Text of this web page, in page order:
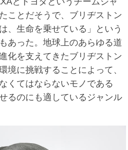
ことだそうで、ブリヂストン
、生命を乗せている」という
あった。地球上のあらゆる道
化を支えてきたブリヂストン
境に挑戦することによって、
くてはならないモノである
るのにも適しているジャンル